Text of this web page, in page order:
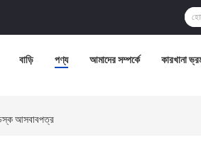
বাড়ি পণ্য আমাদের সম্পর্কে কারখানা
আসবাবপত্র